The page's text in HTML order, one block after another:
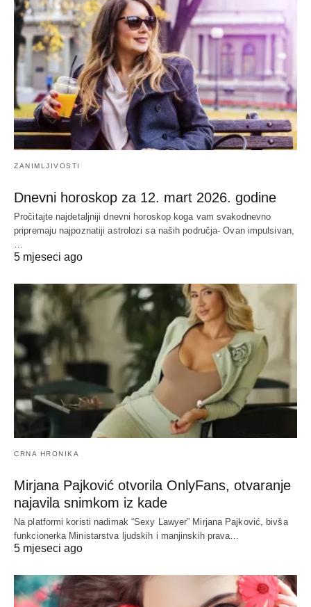
ZANIMLJIVOSTI
Dnevni horoskop za 12. mart 2026. godine
Pročitajte najdetaljniji dnevni horoskop koga vam svakodnevno
pripremaju najpoznatiji astrolozi sa naših područja- Ovan impulsivan,
5 mjeseci ago
CRNA HRONIKA
Mirjana Pajković otvorila OnlyFans, otvaranje
najavila snimkom iz kade
Na platformi koristi nadimak “Sexy Lawyer” Mirjana Pajković, bivša
funkcionerka Ministarstva ljudskih i manjinskih prava…
5 mjeseci ago